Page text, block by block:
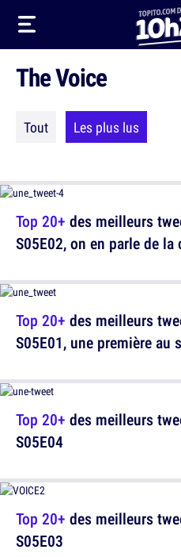
The Voice
Tout Les plus lus
Top 20+ des meilleurs
S05E02, on en parle de la
Top 20+ des meilleurs
S05E01, une première au
Top 20+ des meilleurs
S05E03
Top 20+ des meilleurs
S05E04